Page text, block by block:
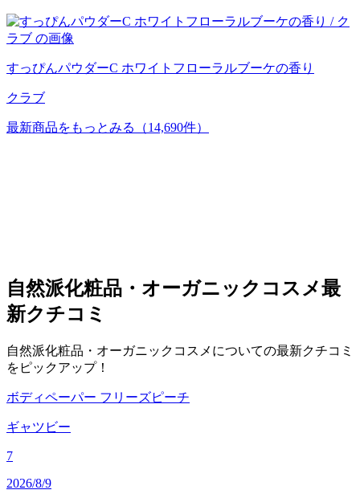
すっぴんパウダーC ホワイトフローラルブーケの香り
クラブ
最新商品をもっとみる （14,690件）
自然派化粧品・オーガニックコスメ最
新クチコミ
自然派化粧品・オーガニックコスメについての最新クチコミ
をピックアップ！
ボディペーパー フリーズピーチ
ギャツビー
7
2026/8/9